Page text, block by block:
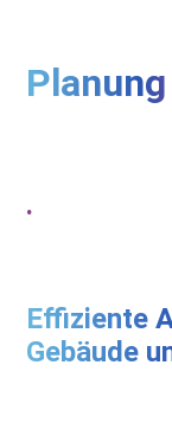
.
Effiziente
Gebäude